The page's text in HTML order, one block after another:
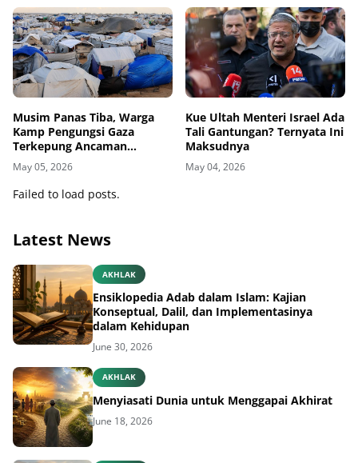
Musim Panas Tiba, Warga
Kamp Pengungsi Gaza
Terkepung Ancaman
Penyakit Kulit
May 05, 2026
Kue Ultah Menteri Israel Ada
Tali Gantungan? Ternyata Ini
Maksudnya
May 04, 2026
Failed to load posts.
Latest News
AKHLAK
Ensiklopedia Adab dalam Islam: Kajian
Konseptual, Dalil, dan Implementasinya
dalam Kehidupan
June 30, 2026
AKHLAK
Menyiasati Dunia untuk Menggapai Akhirat
June 18, 2026